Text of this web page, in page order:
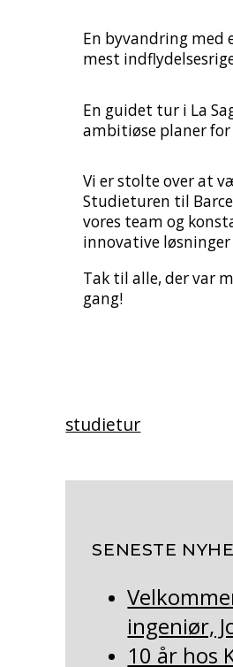
En byvandring med
mest
En guidet tur i La
ambitiøse planer
Vi er stolte over at
Studieturen til
vores team og
innovative
Tak til alle, der var
gang!
studietur
SENESTE
ingeniør,
10 år hos